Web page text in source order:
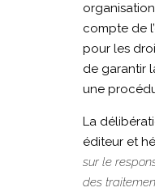
015
|
22
compte de
pour les
de garantir
une
La
éditeur et
sur le
des